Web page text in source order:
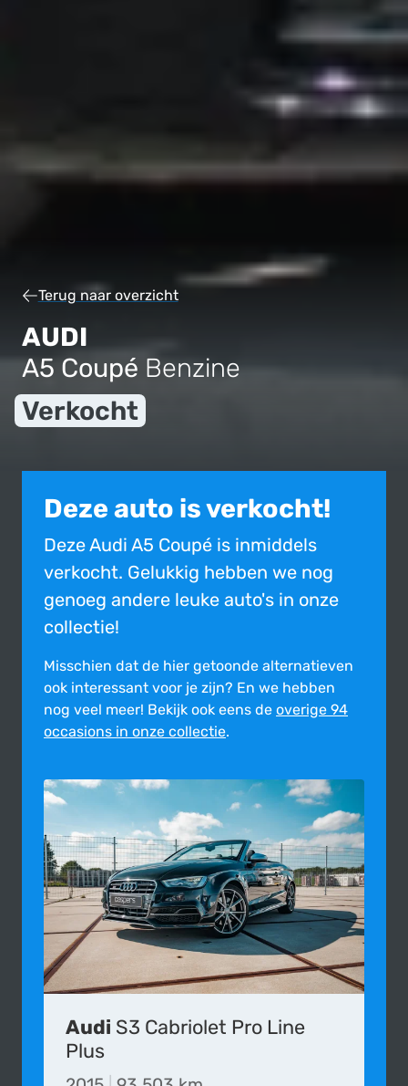
Terug naar overzicht
AUDI
A5 Coupé Benzine
Verkocht
Deze auto is verkocht!
Deze Audi A5 Coupé is inmiddels
verkocht. Gelukkig hebben we nog
genoeg andere leuke auto's in onze
collectie!
Misschien dat de hier getoonde alter­na­tie­ven
ook inte­res­sant voor je zijn? En we hebben
nog veel meer! Bekijk ook eens de overige 94
occasions in onze collectie.
Audi S3 Cabriolet Pro Line
Plus